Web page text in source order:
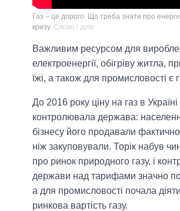
Газ – це дорого. Що треба знати про
кризу Слово і діло
Важливим ресурсом для
електроенергії, обігріву житла,
їжі, а також для промисловості є
До 2016 року ціну на газ в Україні
контролювала держава:
бізнесу його продавали
ніж закуповували. Торік набув
про ринок природного газу, і
держави над тарифами значно
а для промисловості почала
ринкова вартість газу.